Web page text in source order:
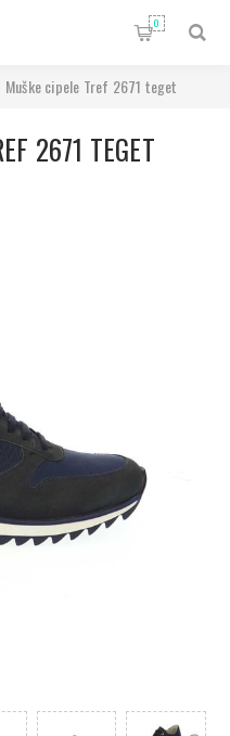
0
Muške cipele Tref 2671 teget
2671 TEGET